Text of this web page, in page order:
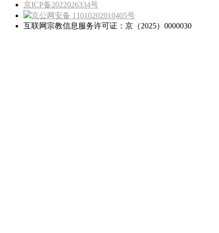
京ICP备2022026334号
京公网安备 11010202010405号
互联网宗教信息服务许可证：京（2025）0000030